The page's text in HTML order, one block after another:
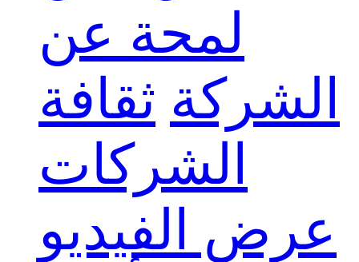
لمحة عن
الشركة ثقافة
الشركات
عرض الفيديو